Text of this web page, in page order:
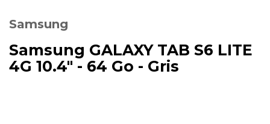
Samsung
Samsung GALAXY TAB S6 LITE
4G 10.4" - 64 Go - Gris